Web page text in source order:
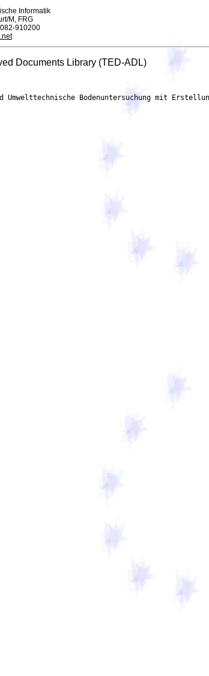
Informatik
M, FRG
910200
Documents Library (TED-ADL)
an einer kriminellen Vereinigung:
	    Vereinbarungen mit anderen Wirtschaftsteilnehmern zur Verzerrung des Wettbewerbs:
            Verstoß gegen umweltrechtliche Verpflichtungen:
            Geldwäsche oder Terrorismusfinanzierung:
            Betrugsbekämpfung:
	    Kinderarbeit und andere Formen des Menschenhandels:
            Zahlungsunfähigkeit:
            Verstoß gegen arbeitsrechtliche Verpflichtungen:
            Verwaltung der Vermögenswerte durch einen Insolvenzverwalter:
	    Falsche Angaben, verweigerte Informationen, die nicht in der Lage sind, die erforderlichen
            Unterlagen vorzulegen, und haben vertrauliche Informationen über dieses Verfahren erhalten.:
	    Interessenkonflikt aufgrund seiner Teilnahme an dem Vergabeverfahren:
	    Direkte oder indirekte Beteiligung an der Vorbereitung des Vergabeverfahrens:
            Schwere Verfehlung im Rahmen der beruflichen Tätigkeit:
	    Vorzeitige Beendigung, Schadensersatz oder andere vergleichbare Sanktionen:
            Verstoß gegen sozialrechtliche Verpflichtungen:
            Zahlung der Sozialversicherungsbeiträge:
            Einstellung der gewerblichen Tätigkeit:
	    Entrichtung von Steuern:
            Terroristische Straftaten oder Straftaten im Zusammenhang mit terroristischen Aktivitäten:
   5. Los
       5.1. Los: LOT-0000
	    Titel: Geotechnische Begleitung und Umwelttechnische Bodenuntersuchung mit Erstellung
	    Verwertungs-/Entsorgungskonzept inkl. Abfallverwertungskonzept
	    Beschreibung: Das Angebot hat mit dem vom Auftraggeber vorgegebenen Angebotsschreiben
	    zu erfolgen. Das Angebotsschreiben ist abrufbar unter der oben genannten Internetadresse.